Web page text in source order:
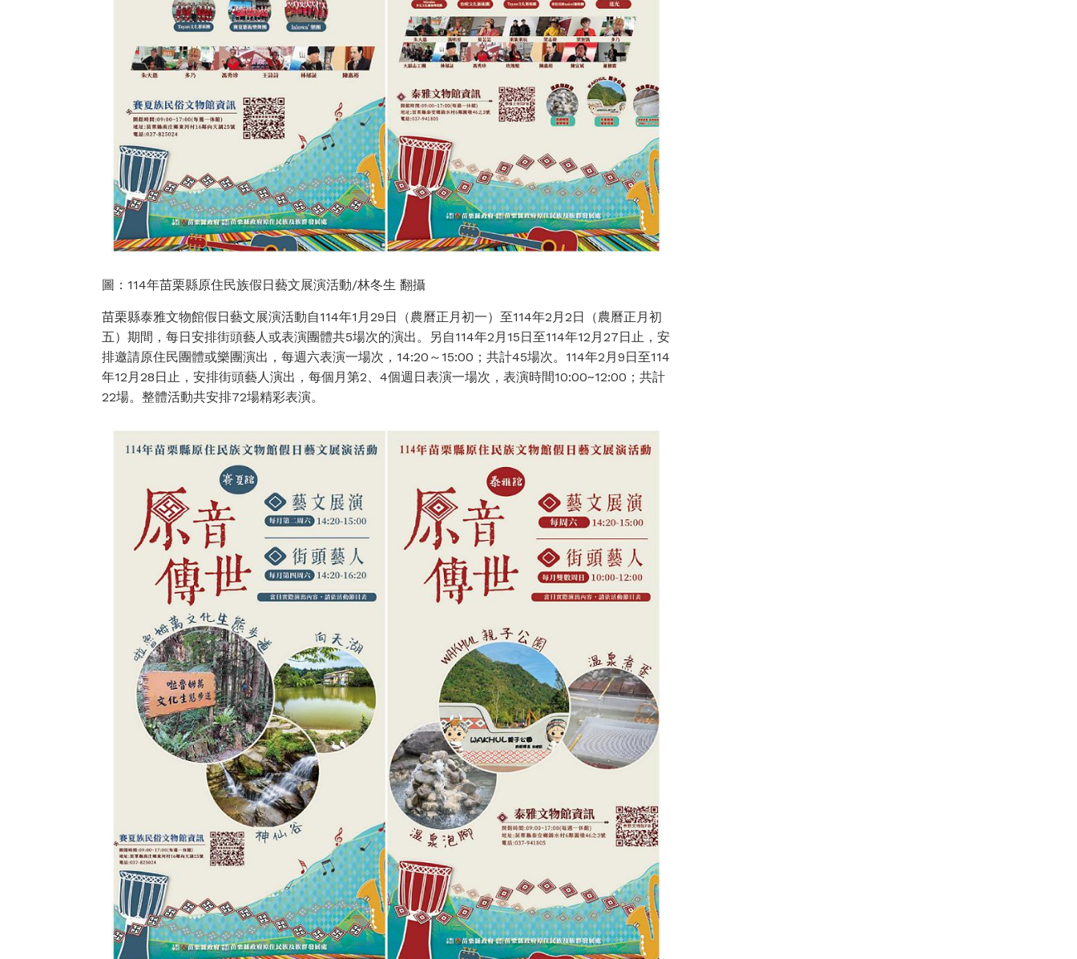
圖：114年苗栗縣原住民族假日藝文展演活動/林冬生 翻攝
苗栗縣泰雅文物館假日藝文展演活動自114年1月29日（農曆正月初一）至114年2月2日（農曆正月初
五）期間，每日安排街頭藝人或表演團體共5場次的演出。另自114年2月15日至114年12月27日止，安
排邀請原住民團體或樂團演出，每週六表演一場次，14:20～15:00；共計45場次。114年2月9日至114
年12月28日止，安排街頭藝人演出，每個月第2、4個週日表演一場次，表演時間10:00~12:00；共計
22場。整體活動共安排72場精彩表演。